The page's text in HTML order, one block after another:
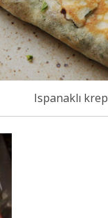
Ispanaklı krep